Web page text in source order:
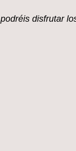
podréis disfrutar